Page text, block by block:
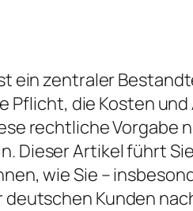
ein zentraler
Pflicht, die Kosten
rechtliche
Dieser Artikel führt
wie Sie –
Kunden